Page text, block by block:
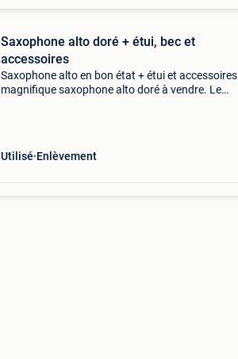
Saxophone alto doré + étui, bec et
accessoires
Saxophone alto en bon état + étui et accessoires
magnifique saxophone alto doré à vendre. Le
Utilisé Enlèvement